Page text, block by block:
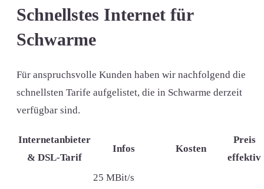
Schnellstes Internet für
Schwarme
Für anspruchsvolle Kunden haben wir nachfolgend die
schnellsten Tarife aufgelistet, die in Schwarme derzeit
verfügbar sind.
Internetanbieter
& DSL-Tarif
Infos Kosten
Preis
effektiv
25 MBit/s